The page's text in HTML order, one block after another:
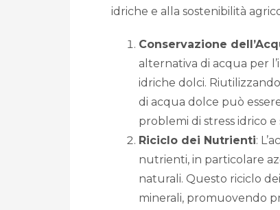
idriche e alla sostenibilità
Conservazione
alternativa di acqua per
idriche dolci.
di acqua dolce può
problemi di stress idrico
Riciclo dei Nutrienti:
nutrienti, in particolare
naturali. Questo riciclo
minerali, promuovendo